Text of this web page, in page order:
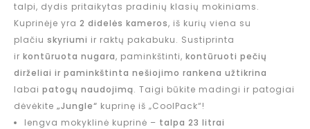
talpi, dydis pritaikytas pradinių klasių mokiniams.
Kuprinėje yra 2 didelės kameros, iš kurių viena su
plačiu skyriumi ir raktų pakabuku. Sustiprinta
ir kontūruota nugara, paminkštinti, kontūruoti pečių
dirželiai ir paminkštinta nešiojimo rankena užtikrina
labai patogų naudojimą. Taigi būkite madingi ir patogiai
dėvėkite „Jungle“ kuprinę iš „CoolPack“!
lengva mokyklinė kuprinė – talpa 23 litrai